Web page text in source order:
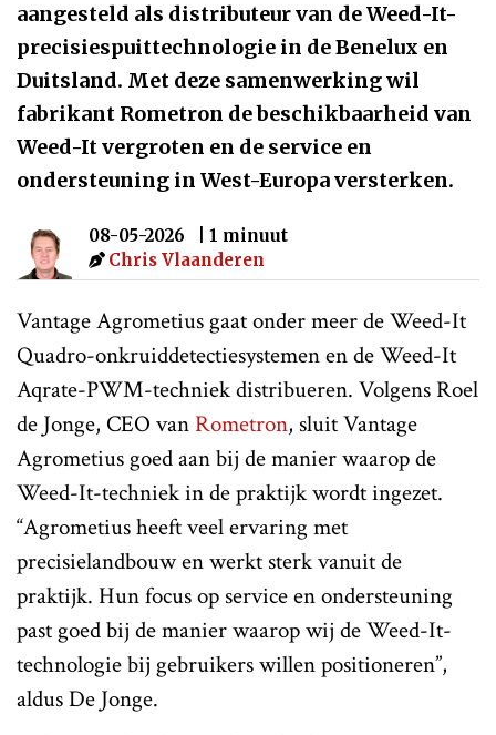
aangesteld als distributeur van de Weed-It-
precisiespuittechnologie in de Benelux en
Duitsland. Met deze samenwerking wil
fabrikant Rometron de beschikbaarheid van
Weed-It vergroten en de service en
ondersteuning in West-Europa versterken.
08-05-2026
| 1 minuut
Chris Vlaanderen
Vantage Agrometius gaat onder meer de Weed-It
Quadro-onkruiddetectiesystemen en de Weed-It
Aqrate-PWM-techniek distribueren. Volgens Roel
de Jonge, CEO vanRometron, sluit Vantage
Agrometius goed aan bij de manier waarop de
Weed-It-techniek in de praktijk wordt ingezet.
“Agrometius heeft veel ervaring met
precisielandbouw en werkt sterk vanuit de
praktijk. Hun focus op service en ondersteuning
past goed bij de manier waarop wij de Weed-It-
technologie bij gebruikers willen positioneren”,
aldus De Jonge.